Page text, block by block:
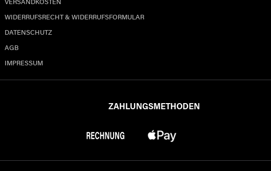
VERSANDKOSTEN
WIDERRUFSRECHT & WIDERRUFSFORMULAR
DATENSCHUTZ
AGB
IMPRESSUM
ZAHLUNGSMETHODEN